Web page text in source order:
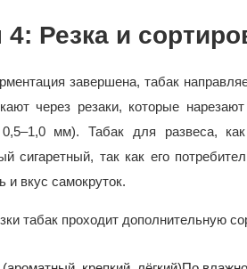
4: Резка и
завершена, табак
через резаки, которые
мм). Табак для развеса,
сигаретный, так как его
и вкус самокруток.
табак проходит дополнительную